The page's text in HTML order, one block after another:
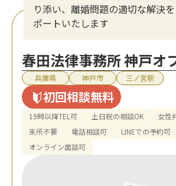
り添い、離婚問題の適切な解決
ポートいたします
春田法律事務所 神戸オ
兵庫県 神戸市 三ノ宮駅
初回相談無料
19時以降TEL可 土日祝の相談OK
女性
来所不要
電話相談可
LINEでの予約可
オンライン面談可